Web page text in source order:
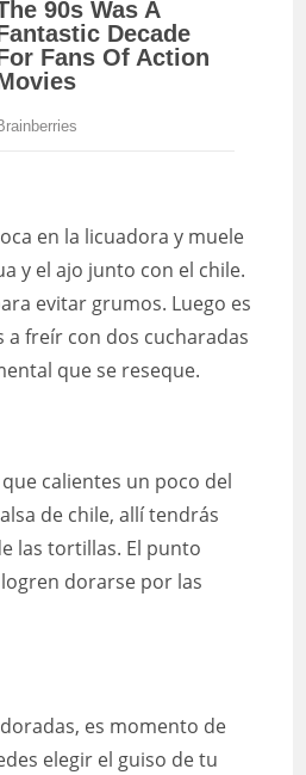
en la licuadora y muele
y el ajo junto con el chile.
evitar grumos. Luego es
a freír con dos cucharadas
que se reseque.
calientes un poco del
de chile, allí tendrás
las tortillas. El punto
dorarse por las
es momento de
elegir el guiso de tu